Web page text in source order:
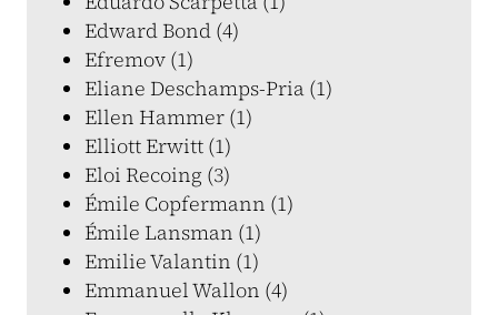
Edward Bond (4)
Efremov (1)
Eliane Deschamps-Pria (1)
Ellen Hammer (1)
Elliott Erwitt (1)
Eloi Recoing (3)
Émile Copfermann (1)
Émile Lansman (1)
Emilie Valantin (1)
Emmanuel Wallon (4)